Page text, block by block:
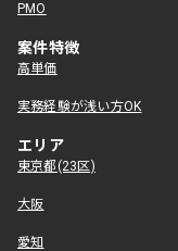
PMO
案件特徴
高単価
実務経験が浅い方OK
エリア
東京都(23区)
大阪
愛知